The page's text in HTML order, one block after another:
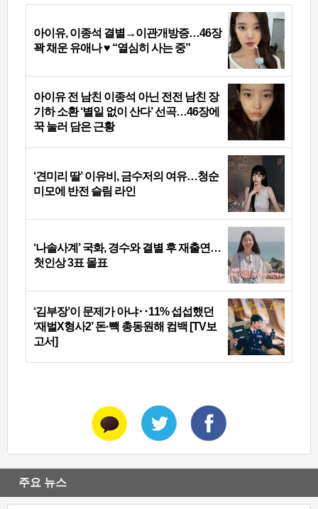
아이유, 이종석 결별→이관개방증…46장
꽉 채운 유애나 ♥ “열심히 사는 중”
아이유 전 남친 이종석 아닌 전전 남친 장
기하 소환 ‘별일 없이 산다’ 선곡…46장에
꾹 눌러 담은 근황
‘견미리 딸’ 이유비, 금수저의 여유…청순
미모에 반전 슬림 라인
‘나솔사계’ 국화, 경수와 결별 후 재출연…
첫인상 3표 몰표
‘김부장’이 문제가 아냐‥11% 섭섭했던
‘재벌X형사2’ 돈·빽 총동원해 컴백 [TV보
고서]
주요 뉴스